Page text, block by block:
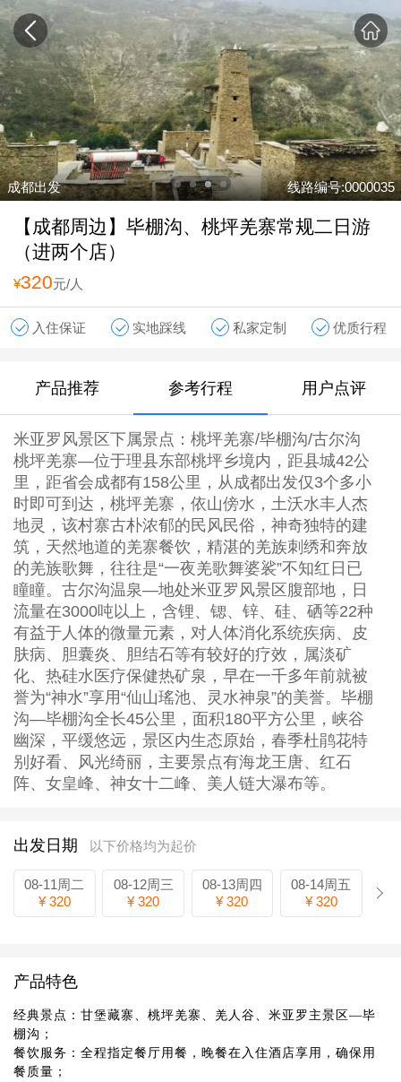
成都出发 线路编号:0000035
【成都周边】毕棚沟、桃坪羌寨常规二日游
（进两个店）
¥320元/人
入住保证 实地踩线 私家定制 优质行程
产品推荐 参考行程 用户点评
米亚罗风景区下属景点：桃坪羌寨/毕棚沟/古尔沟
桃坪羌寨—位于理县东部桃坪乡境内，距县城42公
里，距省会成都有158公里，从成都出发仅3个多小
时即可到达，桃坪羌寨，依山傍水，土沃水丰人杰
地灵，该村寨古朴浓郁的民风民俗，神奇独特的建
筑，天然地道的羌寨餐饮，精湛的羌族刺绣和奔放
的羌族歌舞，往往是“一夜羌歌舞婆裟”不知红日已
瞳瞳。古尔沟温泉—地处米亚罗风景区腹部地，日
流量在3000吨以上，含锂、锶、锌、硅、硒等22种
有益于人体的微量元素，对人体消化系统疾病、皮
肤病、胆囊炎、胆结石等有较好的疗效，属淡矿
化、热硅水医疗保健热矿泉，早在一千多年前就被
誉为“神水”享用“仙山瑤池、灵水神泉”的美誉。毕棚
沟—毕棚沟全长45公里，面积180平方公里，峡谷
幽深，平缓悠远，景区内生态原始，春季杜鹃花特
别好看、风光绮丽，主要景点有海龙王唐、红石
阵、女皇峰、神女十二峰、美人链大瀑布等。
出发日期 以下价格均为起价
08-11周二
¥ 320
08-12周三
¥ 320
08-13周四
¥ 320
08-14周五
¥ 320
产品特色
经典景点：甘堡藏寨、桃坪羌寨、羌人谷、米亚罗主景区—毕
棚沟；
餐饮服务：全程指定餐厅用餐，晚餐在入住酒店享用，确保用
餐质量；